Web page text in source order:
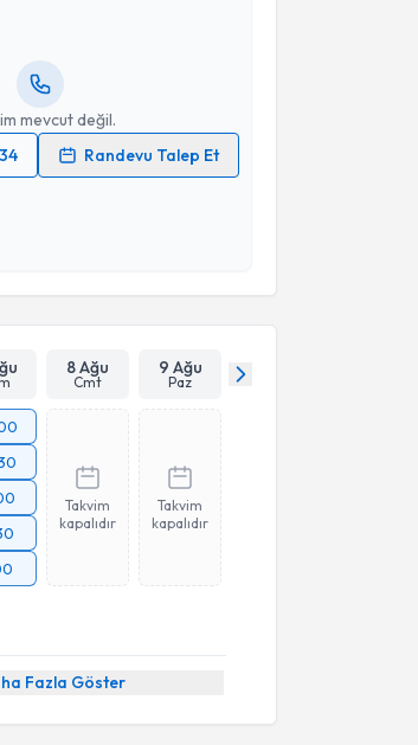
mevcut değil.
Randevu Talep Et
8 Ağu
Cmt
9 Ağu
Paz
Takvim
kapalıdır
Takvim
kapalıdır
Fazla Göster